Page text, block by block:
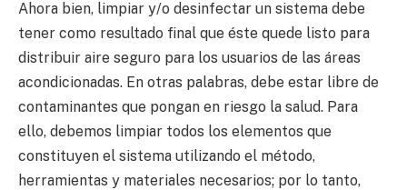
Ahora bien, limpiar y/o desinfectar un sistema debe
tener como resultado final que éste quede listo para
distribuir aire seguro para los usuarios de las áreas
acondicionadas. En otras palabras, debe estar libre de
contaminantes que pongan en riesgo la salud. Para
ello, debemos limpiar todos los elementos que
constituyen el sistema utilizando el método,
herramientas y materiales necesarios; por lo tanto,